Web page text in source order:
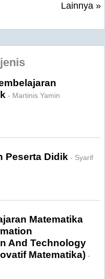
Lainnya »
- Martinis Yamin
Peserta Didik - Syarif
Matematika
And Technology
Matematika) -